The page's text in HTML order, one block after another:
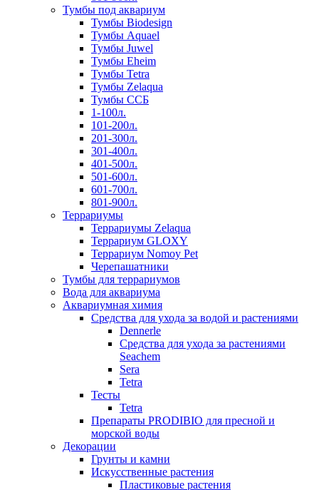
Тумбы под аквариум
Тумбы Biodesign
Тумбы Aquael
Тумбы Juwel
Тумбы Eheim
Тумбы Tetra
Тумбы Zelaqua
Тумбы ССБ
1-100л.
101-200л.
201-300л.
301-400л.
401-500л.
501-600л.
601-700л.
801-900л.
Террариумы
Террариумы Zelaqua
Террариум GLOXY
Террариум Nomoy Pet
Черепашатники
Тумбы для террариумов
Вода для аквариума
Аквариумная химия
Средства для ухода за водой и растениями
Dennerle
Средства для ухода за растениями
Seachem
Sera
Tetra
Тесты
Tetra
Препараты PRODIBIO для пресной и
морской воды
Декорации
Грунты и камни
Искусственные растения
Пластиковые растения